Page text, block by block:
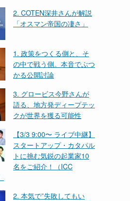
2. COTEN深井さんが解説
「オスマン帝国の凄さ」
1. 政策をつくる側と、そ
の中で戦う側。本音でぶつ
かる公開討論
3. グロービス今野さんが
語る、地方発ディープテッ
クが世界を獲る可能性
【3/3 9:00〜 ライブ中継】
スタートアップ・カタパル
トに挑む気鋭の起業家10
名をご紹介！（ICC
2. 本気で”失敗してもい